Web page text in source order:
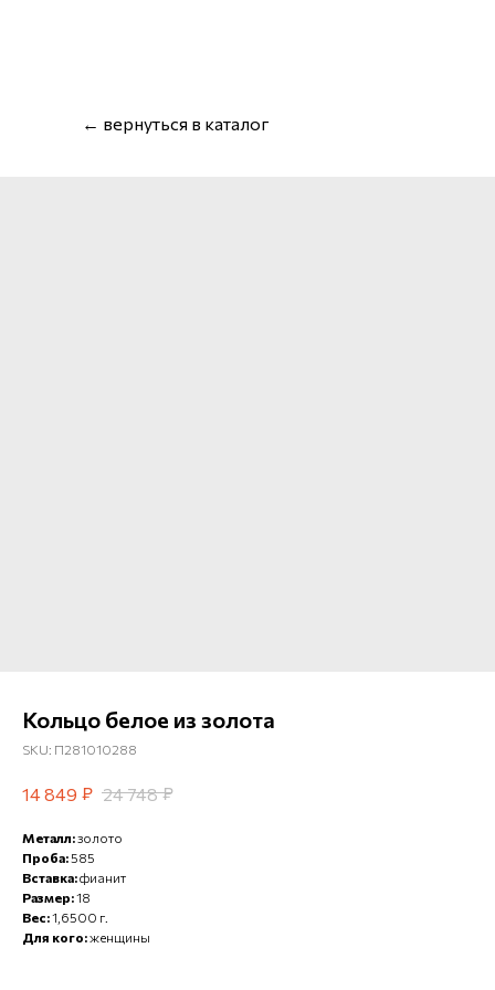
← вернуться в каталог
Кольцо белое из золота
SKU: П281010288
14 849 ₽ 24 748 ₽
Металл:золото
Проба:585
Вставка:фианит
Размер:18
Вес:1,6500 г.
Для кого:женщины